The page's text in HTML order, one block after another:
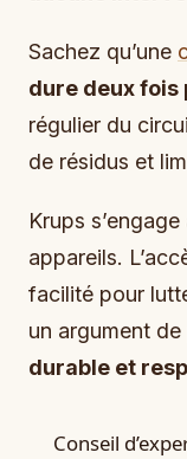
Sachez qu’une
dure deux fois
régulier du
de résidus et
Krups
appareils.
facilité pour
un argument
durable et
Conseil